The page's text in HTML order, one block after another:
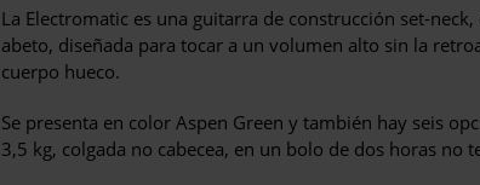
La Electromatic es una guitarra de construcción set-
abeto, diseñada para tocar a un volumen alto sin la
cuerpo hueco.
Se presenta en color Aspen Green y también hay seis
3,5 kg, colgada no cabecea, en un bolo de dos horas no